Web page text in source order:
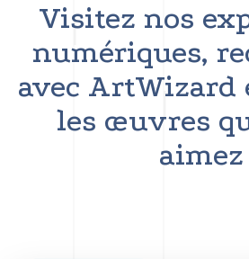
Visitez nos
numériques,
avec ArtWizard
les œuvres
aimez